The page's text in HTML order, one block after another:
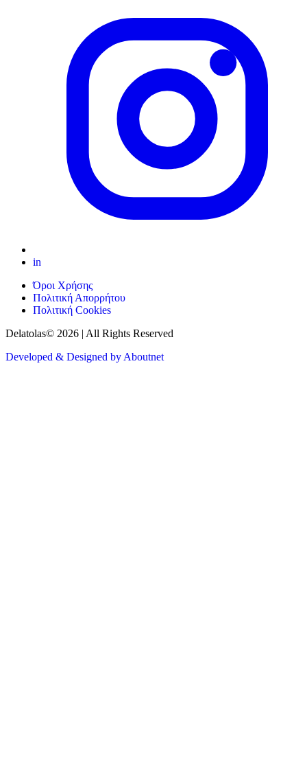
in
Όροι Χρήσης
Πολιτική Απορρήτου
Πολιτική Cookies
Delatolas© 2026 | All Rights Reserved
Developed & Designed by Aboutnet